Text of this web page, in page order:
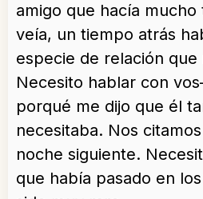
amigo que hacía
veía, un tiempo atrás
especie de relación
Necesito hablar con
porqué me dijo que él
necesitaba. Nos
noche siguiente.
que había pasado en